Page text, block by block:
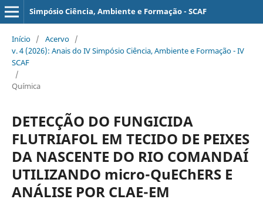
Simpósio Ciência, Ambiente e Formação - SCAF
Início / Acervo /
v. 4 (2026): Anais do IV Simpósio Ciência, Ambiente e Formação - IV
SCAF
/
Química
DETECÇÃO DO FUNGICIDA
FLUTRIAFOL EM TECIDO DE PEIXES
DA NASCENTE DO RIO COMANDAÍ
UTILIZANDO micro-QuEChERS E
ANÁLISE POR CLAE-EM